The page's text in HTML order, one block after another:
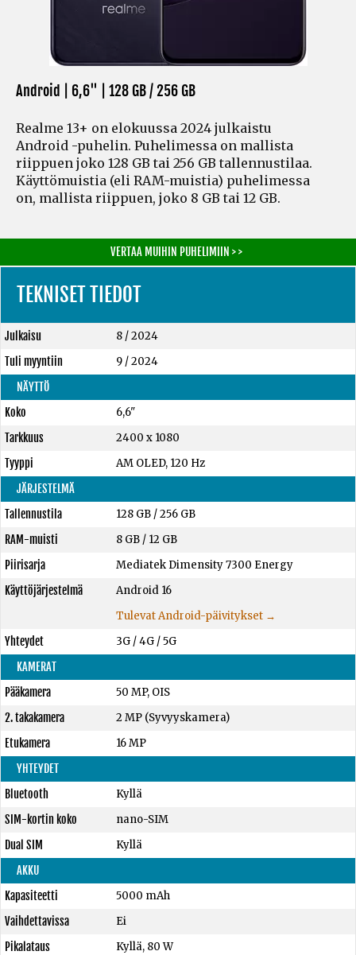
Android | 6,6" | 128 GB / 256 GB
Realme 13+ on elokuussa 2024 julkaistu
Android -puhelin. Puhelimessa on mallista
riippuen joko 128 GB tai 256 GB tallennustilaa.
Käyttömuistia (eli RAM-muistia) puhelimessa
on, mallista riippuen, joko 8 GB tai 12 GB.
VERTAA MUIHIN PUHELIMIIN > >
TEKNISET TIEDOT
Julkaisu
8 / 2024
Tuli myyntiin
9 / 2024
NÄYTTÖ
Koko
6,6"
Tarkkuus
2400 x 1080
Tyyppi
AM OLED, 120 Hz
JÄRJESTELMÄ
Tallennustila
128 GB/256 GB
RAM-muisti
8 GB/ 12 GB
Piirisarja
Mediatek Dimensity 7300 Energy
Käyttöjärjestelmä
Android 16
Tulevat Android-päivitykset →
Yhteydet
3G / 4G / 5G
KAMERAT
Pääkamera
50 MP, OIS
2. takakamera
2 MP (Syvyyskamera)
Etukamera
16 MP
YHTEYDET
Bluetooth
Kyllä
SIM-kortin koko
nano-SIM
Dual SIM
Kyllä
AKKU
Kapasiteetti
5000 mAh
Vaihdettavissa
Ei
Pikalataus
Kyllä, 80 W